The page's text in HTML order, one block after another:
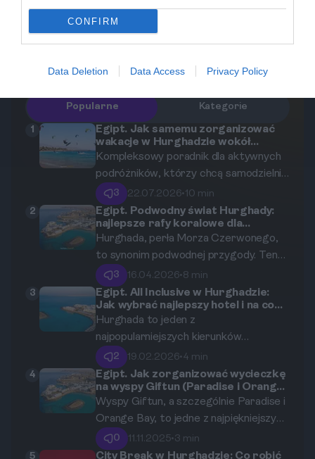
CONFIRM
Data Deletion Data Access Privacy Policy
Podczas pobytu w Hurghadzie zadbaj o swoje
bezpieczeństwo oraz zdrowie — zawsze
korzystaj z ubezpieczenia podróżnego!
Popularne Kategorie
1
Egipt. Jak samemu zorganizować
wakacje w Hurghadzie wokół
zawodów kitesurfingowych:
terminy, logistyka i rezerwacja
biletów.
Kompleksowy poradnik dla aktywnych
podróżników, którzy chcą samodzielnie
zaplanować wyjazd do Hurghady w
oparciu o kalendarz zawodów
kitesurfingowych.
3 22.07.2026•10 min
2
Egipt. Podwodny świat Hurghady:
najlepsze rafy koralowe dla
początkujących i zaawansowanych.
Hurghada, perła Morza Czerwonego,
to synonim podwodnej przygody. Ten
kompleksowy przewodnik zabierze Cię
w podróż po najbardziej
spektakularnych rafach koralowych
regionu, idealnych zarówno dla osób
stawiających pierwsze kroki w
nurkowaniu, jak i dla doświadczonych
eksploratorów głębin.
3 16.04.2026•8 min
3
Egipt. All Inclusive w Hurghadzie:
Jak wybrać najlepszy hotel i na co
uważać?
Hurghada to jeden z
najpopularniejszych kierunków
turystycznych w Egipcie, idealny dla
tych, którzy marzą o wakacjach w
formule all inclusive. W niniejszym
artykule przedstawimy, jak wybrać
najlepszy hotel oraz na co zwrócić
uwagę przy rezerwacji. Opiszemy
również, co dokładnie obejmuje oferta
2 19.02.2026•4 min
4
Egipt. Jak zorganizować wycieczkę
na wyspy Giftun (Paradise i Orange
Bay) z Hurghady?
Wyspy Giftun, a szczególnie Paradise i
Orange Bay, to jedne z najpiękniejszych
miejsc na wybrzeżu Morza
Czerwonego. W tym artykule
0 11.11.2025•3 min
5
City Break w Hurghadzie: Co robić